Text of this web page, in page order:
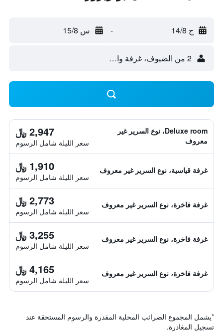
ج 14/8 - س 15/8
2 من الضيوف، غرفة واحدة
Deluxe room، نوع السرير غير
معروف
2,947 ﷼
سعر الليلة شامل الرسوم
غرفة قياسية، نوع السرير غير معروف 1,910 ﷼
سعر الليلة شامل الرسوم
غرفة فاخرة، نوع السرير غير معروف 2,773 ﷼
سعر الليلة شامل الرسوم
غرفة فاخرة، نوع السرير غير معروف 3,255 ﷼
سعر الليلة شامل الرسوم
غرفة فاخرة، نوع السرير غير معروف 4,165 ﷼
سعر الليلة شامل الرسوم
*يشمل المجموع الضرائب المحلية المقدرة والرسوم المستحقة عند
تسجيل المغادرة.